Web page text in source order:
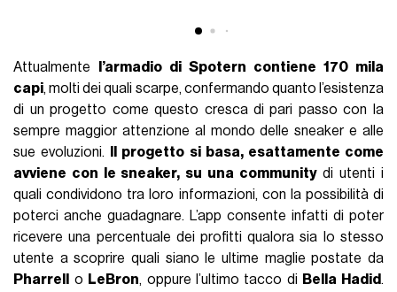
Attualmente
l’armadio di Spotern contiene 170 mila
capi, molti dei quali scarpe, confermando quanto l’esistenza
di un progetto come questo cresca di pari passo con la
sempre maggior attenzione al mondo delle sneaker e alle
sue evoluzioni.
Il progetto si basa, esattamente come
avviene con le sneaker, su una communitydi utenti i
quali condividono tra loro informazioni, con la possibilità di
poterci anche guadagnare. L’app consente infatti di poter
ricevere una percentuale dei profitti qualora sia lo stesso
utente a scoprire quali siano le ultime maglie postate da
Pharrell
o LeBron, oppure l’ultimo tacco di Bella Hadid .